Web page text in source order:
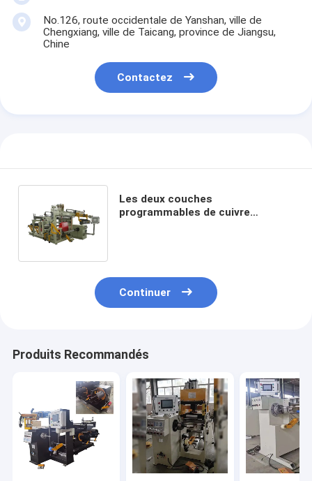
No.126, route occidentale de Yanshan, ville de
Chengxiang, ville de Taicang, province de Jiangsu,
Chine
Contactez
Les deux couches
programmables de cuivre
Continuer
Produits Recommandés